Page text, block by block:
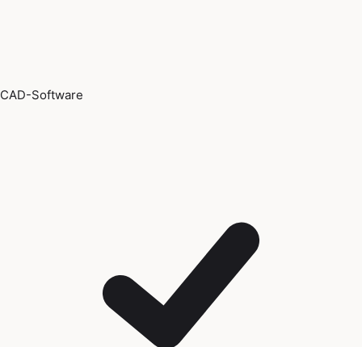
CAD-Software